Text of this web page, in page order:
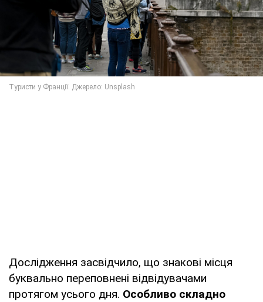
Дослідження засвідчило, що знакові місця
буквально переповнені відвідувачами
протягом усього дня. Особливо складно